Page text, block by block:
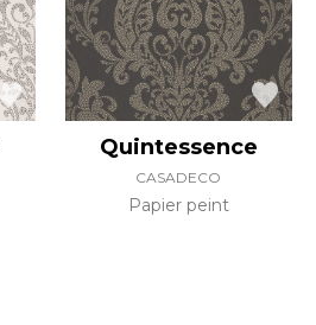
Quintessence
CASADECO
Papier peint